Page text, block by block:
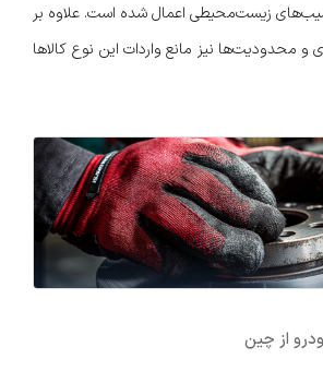
زیست‌محیطی اعمال شده است. علاوه بر
و محدودیت‌ها نیز مانع واردات این نوع کالاها
از چین